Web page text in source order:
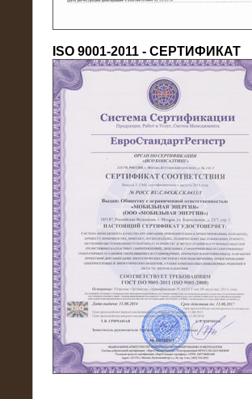
18.03.2016
Нагрузочный комплекс 80 МВт (10
кВ) + КРУ
ISO 9001-2011 - СЕРТИФИКАТ